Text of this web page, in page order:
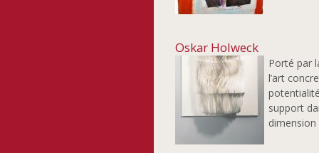
Oskar Holweck
Porté par
l’art
support
dimension